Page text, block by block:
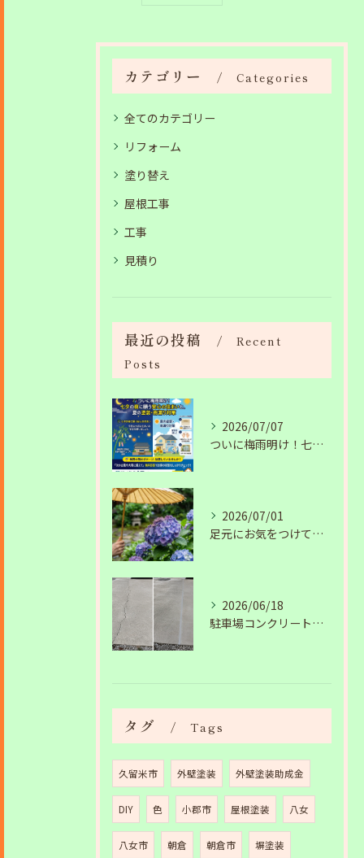
カテゴリー Categories
全てのカテゴリー
リフォーム
塗り替え
屋根工事
工事
見積り
最近の投稿
Recent
Posts
2026/07/07
ついに梅雨明け！七夕の夜に願う安心の住まいと、夏の塗装・雨漏り対策
2026/07/01
足元にお気をつけて。梅雨の季節を安全・快適に乗り切るコツ
2026/06/18
駐車場コンクリートのひび割れは放置NG？原因と補修工事の施工事例を紹介
タグ Tags
久留米市 外壁塗装 外壁塗装助成金
DIY 色 小郡市 屋根塗装 八女
八女市 朝倉 朝倉市 塀塗装